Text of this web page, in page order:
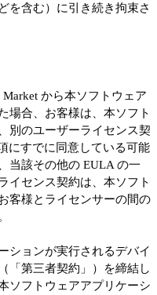
を含む）に引き続き拘束さ
から本ソフトウェア
場合、お客様は、本ソフト
別のユーザーライセンス契
にすでに同意している可能
当該その他の EULA の一
イセンス契約は、本ソフト
客様とライセンサーの間の
ションが実行されるデバイ
「第三者契約」）を締結し
ソフトウェアアプリケーシ